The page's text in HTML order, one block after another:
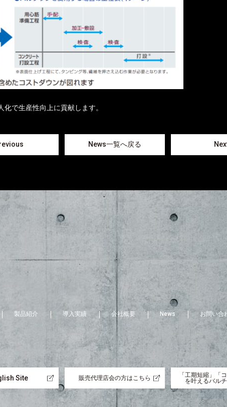
で生産性向上に貢献します。
News一覧へ戻る
製品紹介 導入実績 会社概要 News お問い合
Site 販売代理店会の方はこちら
「工期短縮」「
を叶えるバル